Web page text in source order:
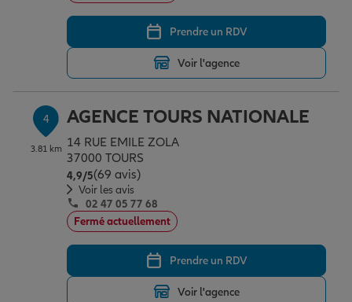
Tous nos devis d'assurance Prendre un RDV
Voir l'agence
4
3.81 km
AGENCE TOURS NATIONALE
14 RUE EMILE ZOLA
37000 TOURS
4,9/5Note de 4.9 sur 5
(69 avis)
Voir les avis
02 47 05 77 68
Fermé actuellement
Prendre un RDV
Voir l'agence